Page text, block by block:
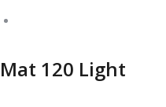
120 Light